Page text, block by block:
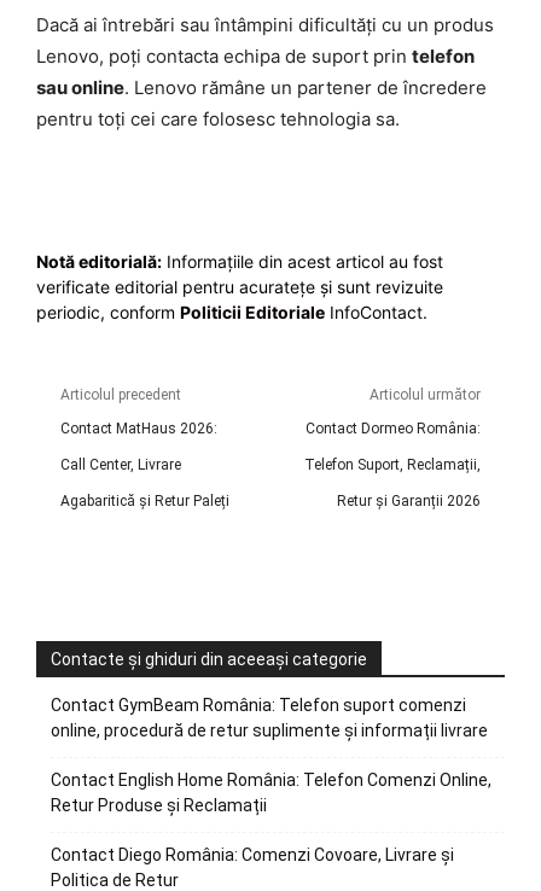
Dacă ai întrebări sau întâmpini dificultăți cu un produs
Lenovo, poți contacta echipa de suport prin telefon
sau online. Lenovo rămâne un partener de încredere
pentru toți cei care folosesc tehnologia sa.
Notă editorială: Informațiile din acest articol au fost
verificate editorial pentru acuratețe și sunt revizuite
periodic, conform Politicii Editoriale InfoContact.
Articolul precedent
Contact MatHaus 2026:
Call Center, Livrare
Agabaritică și Retur Paleți
Articolul următor
Contact Dormeo România:
Telefon Suport, Reclamații,
Retur și Garanții 2026
Contacte și ghiduri din aceeași categorie
Contact GymBeam România: Telefon suport comenzi
online, procedură de retur suplimente și informații livrare
Contact English Home România: Telefon Comenzi Online,
Retur Produse și Reclamații
Contact Diego România: Comenzi Covoare, Livrare și
Politica de Retur